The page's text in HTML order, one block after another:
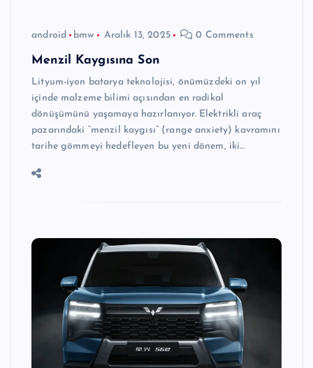
android bmw Aralık 13, 2025 0 Comments
Menzil Kaygısına Son
Lityum-iyon batarya teknolojisi, önümüzdeki on yıl
içinde malzeme bilimi açısından en radikal
dönüşümünü yaşamaya hazırlanıyor. Elektrikli araç
pazarındaki “menzil kaygısı” (range anxiety) kavramını
tarihe gömmeyi hedefleyen bu yeni dönem, iki…